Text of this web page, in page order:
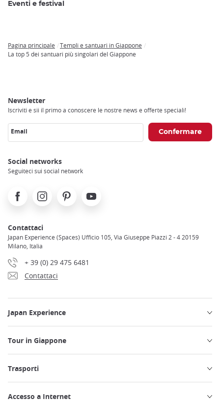
Eventi e festival
Breadcrumb
Pagina principale
Templi e santuari in Giappone
La top 5 dei santuari più singolari del Giappone
Newsletter
Iscriviti e sii il primo a conoscere le nostre news e offerte speciali!
Email
Social networks
Seguiteci sui social network
FacebookInstagramPinterest Youtube
Contattaci
Japan Experience (Spaces) Ufficio 105, Via Giuseppe Piazzi 2 - 4 20159
Milano, Italia
+ 39 (0) 29 475 6481
Contattaci
Japan Experience
Tour in Giappone
Trasporti
Accesso a Internet